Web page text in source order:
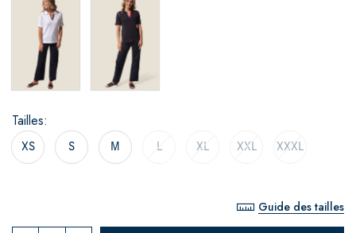
Tailles
XS S M L XL XXL XXXL
Guide des tailles